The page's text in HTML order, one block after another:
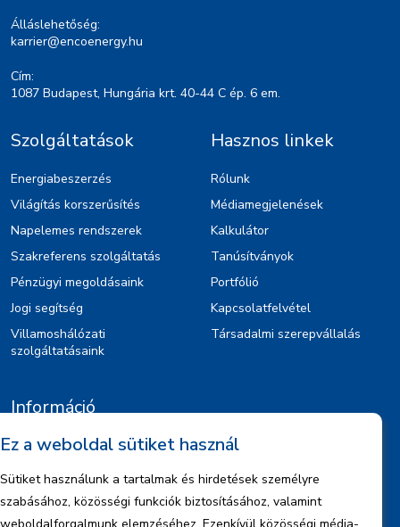
Álláslehetőség:
karrier@encoenergy.hu
Cím:
1087 Budapest, Hungária krt. 40-44 C ép. 6 em.
Szolgáltatások
Energiabeszerzés
Világítás korszerűsítés
Napelemes rendszerek
Szakreferens szolgáltatás
Pénzügyi megoldásaink
Jogi segítség
Villamoshálózati
szolgáltatásaink
Hasznos linkek
Rólunk
Médiamegjelenések
Kalkulátor
Tanúsítványok
Portfólió
Kapcsolatfelvétel
Társadalmi szerepvállalás
Információ
Kiajánlók
Jognyilatkozat
Szerzői jogok
Adatkezelési tájékoztató
Ez a weboldal sütiket használ
Sütiket használunk a tartalmak és hirdetések személyre
szabásához, közösségi funkciók biztosításához, valamint